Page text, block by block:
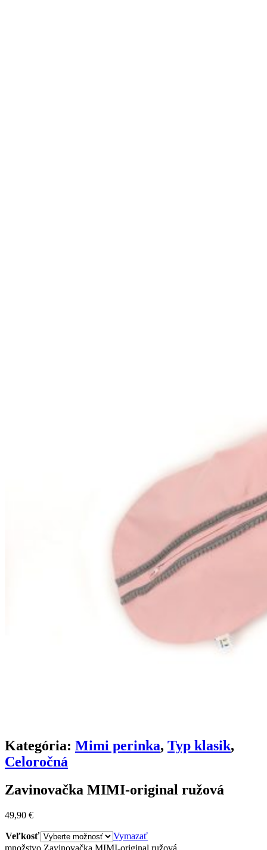
Kategória: Mimi perinka, Typ klasik,
Celoročná
Zavinovačka MIMI-original ružová
49,90 €
Veľkosť
Vymazať
množstvo Zavinovačka MIMI-original ružová